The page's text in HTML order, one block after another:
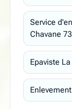
Service
Chavane
Epaviste